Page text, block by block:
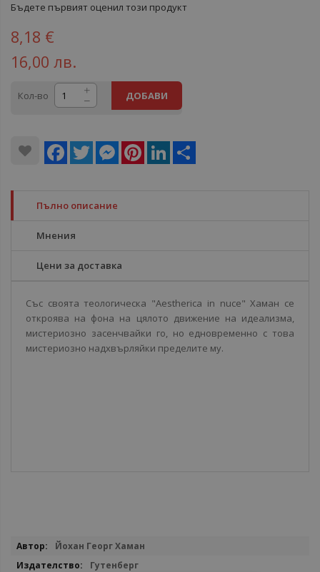
Бъдете първият оценил този продукт
8,18 €
16,00 лв.
Кол-во ДОБАВИ
Facebook
Twitter MessengerPinterestLinkedIn
Пълно описание
Мнения
Цени за доставка
Със своята теологическа "Aestherica in nuce" Хаман се
откроява на фона на цялото движение на идеализма,
мистериозно засенчвайки го, но едновременно с това
мистериозно надхвърляйки пределите му.
Повече
Йохан Георг Хаман
Гутенберг